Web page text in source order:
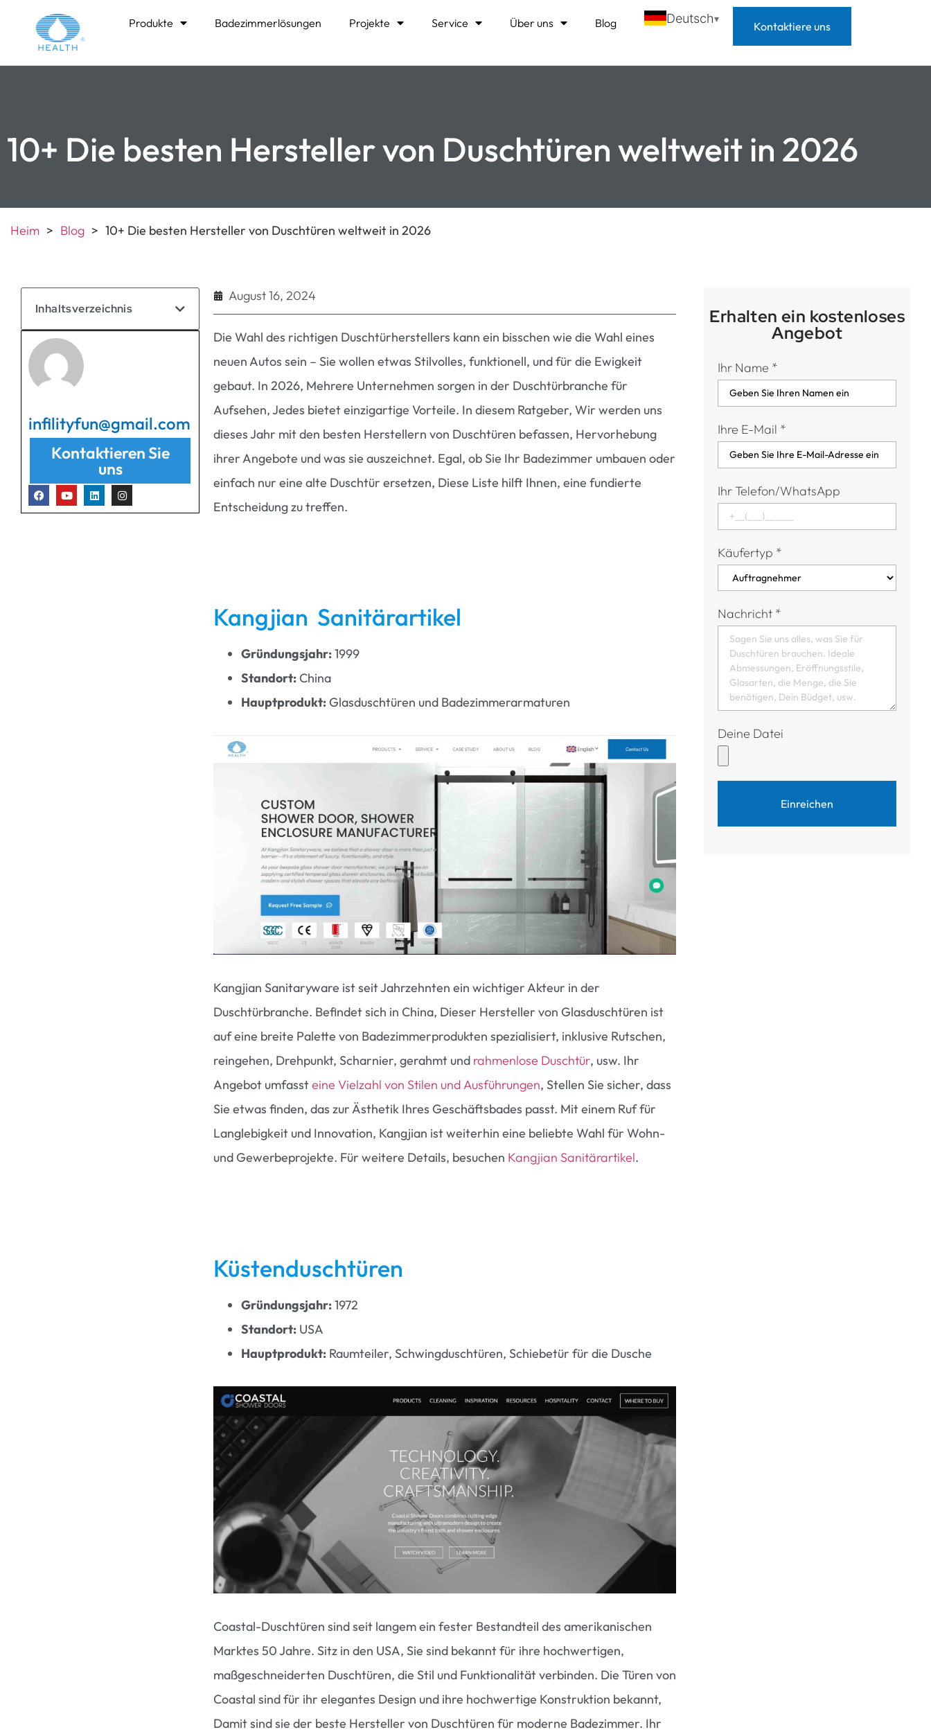
Produkte Badezimmerlösungen Projekte Service Über uns Blog Deutsch
Kontaktiere uns
10+ Die besten Hersteller von Duschtüren weltweit in 2026
Heim > Blog > 10+ Die besten Hersteller von Duschtüren weltweit in 2026
Inhaltsverzeichnis
infilityfun@gmail.com
Kontaktieren Sie
uns
August 16, 2024
Die Wahl des richtigen Duschtürherstellers kann ein bisschen wie die Wahl eines
neuen Autos sein – Sie wollen etwas Stilvolles, funktionell, und für die Ewigkeit
gebaut. In 2026, Mehrere Unternehmen sorgen in der Duschtürbranche für
Aufsehen, Jedes bietet einzigartige Vorteile. In diesem Ratgeber, Wir werden uns
dieses Jahr mit den besten Herstellern von Duschtüren befassen, Hervorhebung
ihrer Angebote und was sie auszeichnet. Egal, ob Sie Ihr Badezimmer umbauen oder
einfach nur eine alte Duschtür ersetzen, Diese Liste hilft Ihnen, eine fundierte
Entscheidung zu treffen.
Kangjian Sanitärartikel
Gründungsjahr:1999
Standort: China
Hauptprodukt: Glasduschtüren und Badezimmerarmaturen
Kangjian Sanitaryware ist seit Jahrzehnten ein wichtiger Akteur in der
Duschtürbranche. Befindet sich in China, Dieser Hersteller von Glasduschtüren ist
auf eine breite Palette von Badezimmerprodukten spezialisiert, inklusive Rutschen,
reingehen, Drehpunkt, Scharnier, gerahmt und rahmenlose Duschtür, usw. Ihr
Angebot umfassteine Vielzahl von Stilen und Ausführungen, Stellen Sie sicher, dass
Sie etwas finden, das zur Ästhetik Ihres Geschäftsbades passt. Mit einem Ruf für
Langlebigkeit und Innovation, Kangjian ist weiterhin eine beliebte Wahl für Wohn-
und Gewerbeprojekte. Für weitere Details, besuchen Kangjian Sanitärartikel.
Küstenduschtüren
Gründungsjahr:1972
Standort: USA
Hauptprodukt: Raumteiler, Schwingduschtüren, Schiebetür für die Dusche
Coastal-Duschtüren sind seit langem ein fester Bestandteil des amerikanischen
Marktes 50 Jahre. Sitz in den USA, Sie sind bekannt für ihre hochwertigen,
maßgeschneiderten Duschtüren, die Stil und Funktionalität verbinden. Die Türen von
Coastal sind für ihr elegantes Design und ihre hochwertige Konstruktion bekannt,
Damit sind sie der beste Hersteller von Duschtüren für moderne Badezimmer. Ihr
Erhalten ein kostenloses
Angebot
Ihr Name *
Ihre E-Mail *
Ihr Telefon/WhatsApp
Käufertyp *
Nachricht *
Deine Datei
Einreichen